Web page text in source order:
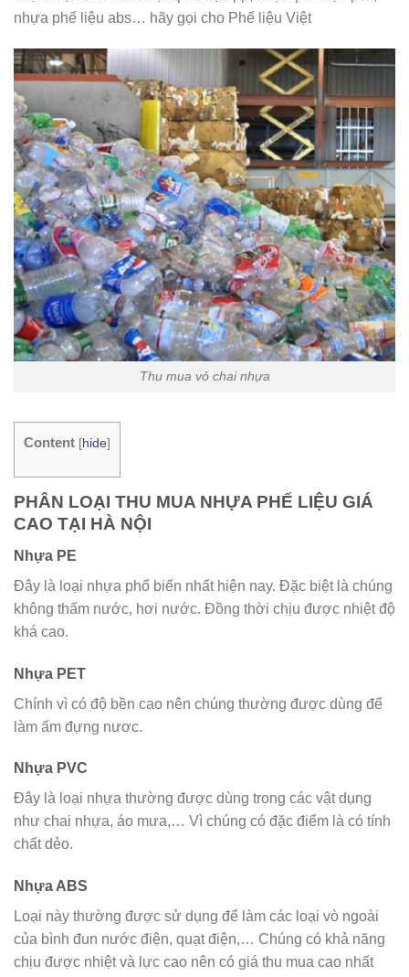
nhựa phế liệu abs… hãy gọi cho Phế liệu Việt
Thu mua vỏ chai nhựa
Content [hide]
PHÂN LOẠI THU MUA NHỰA PHẾ LIỆU GIÁ
CAO TẠI HÀ NỘI
Nhựa PE
Đây là loại nhựa phổ biến nhất hiện nay. Đặc biệt là chúng
không thấm nước, hơi nước. Đồng thời chịu được nhiệt độ
khá cao.
Nhựa PET
Chính vì có độ bền cao nên chúng thường được dùng để
làm ấm đựng nươc.
Nhựa PVC
Đây là loại nhựa thường được dùng trong các vật dụng
như chai nhựa, áo mưa,… Vì chúng có đặc điểm là có tính
chất dẻo.
Nhựa ABS
Loại này thường được sử dụng để làm các loại vò ngoài
của bình đun nước điện, quạt điện,… Chúng có khả năng
chịu được nhiệt và lực cao nên có giá thu mua cao nhất